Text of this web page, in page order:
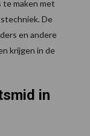
te maken met
De
en andere
krijgen in de
in